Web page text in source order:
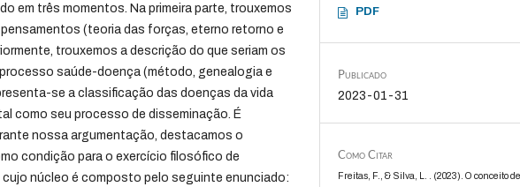
em três momentos. Na primeira parte, trouxemos
(teoria das forças, eterno retorno e
trouxemos a descrição do que seriam os
saúde-doença (método, genealogia e
se a classificação das doenças da vida
tal como seu processo de disseminação. É
nossa argumentação, destacamos o
condição para o exercício filosófico de
cujo núcleo é composto pelo seguinte enunciado:
PDF
Publicado
2023-01-31
Como Citar
Freitas, F., & Silva, L. . (2023). O conceito